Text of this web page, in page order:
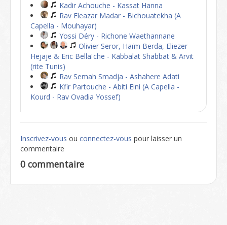
Kadir Achouche - Kassat Hanna
Rav Eleazar Madar - Bichouatekha (A
Capella - Mouhayar)
Yossi Déry - Richone Waethannane
Olivier Seror, Haïm Berda, Eliezer
Hejaje & Eric Bellaïche - Kabbalat Shabbat & Arvit
(rite Tunis)
Rav Semah Smadja - Ashahere Adati
Kfir Partouche - Abiti Eini (A Capella -
Kourd - Rav Ovadia Yossef)
Inscrivez-vous ou connectez-vous pour laisser un
commentaire
0 commentaire